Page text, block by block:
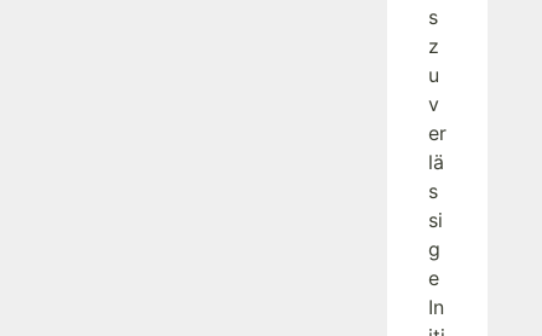
s
z
u
v
er
lä
s
si
g
e
In